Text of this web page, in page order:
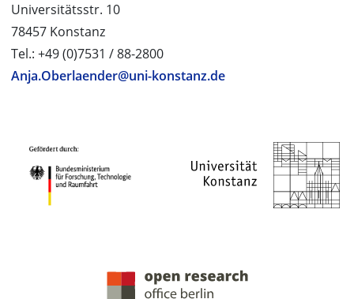
Universitätsstr. 10
78457 Konstanz
Tel.: +49 (0)7531 / 88-2800
Anja.Oberlaender@uni-konstanz.de